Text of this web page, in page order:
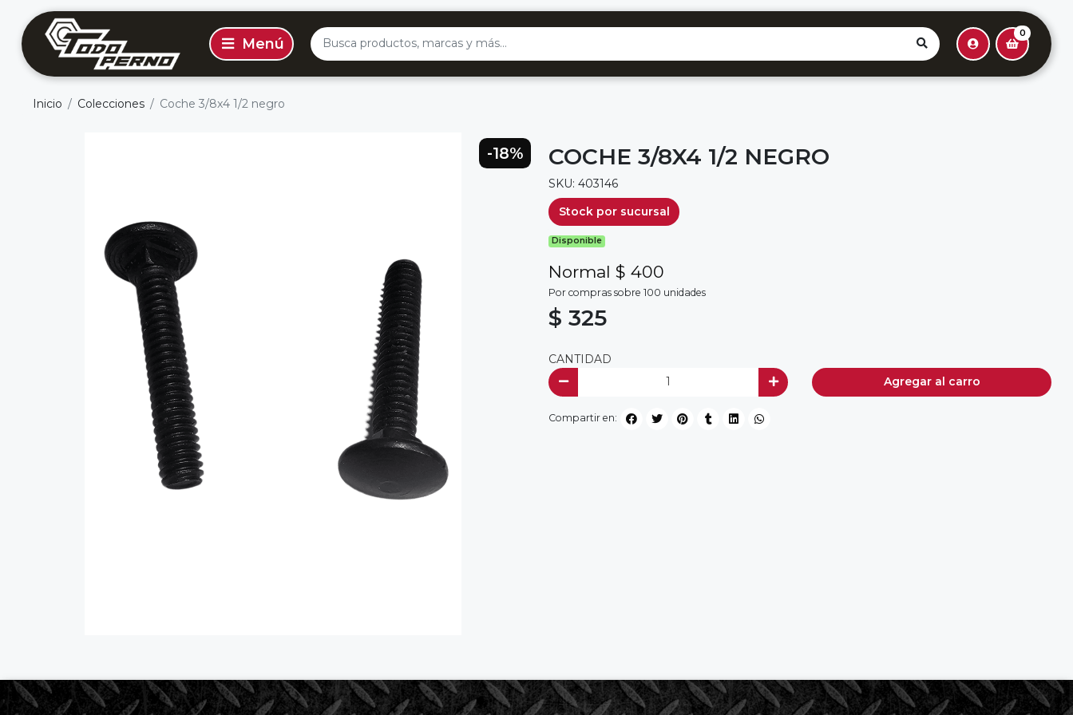
0
Inicio Colecciones Coche 3/8x4 1/2 negro
-18% COCHE 3/8X4 1/2 NEGRO
SKU: 403146
Stock por sucursal
Disponible
Normal $ 400
Por compras sobre 100 unidades
$ 325
CANTIDAD
Agregar al carro
Compartir en: